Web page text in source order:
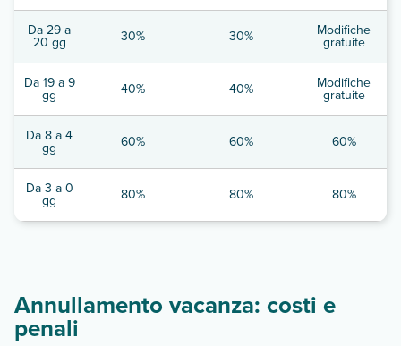
Da 29 a
20 gg 30% 30% Modifiche
gratuite
Da 19 a 9
gg 40% 40% Modifiche
gratuite
Da 8 a 4
gg 60% 60% 60%
Da 3 a 0
gg 80% 80% 80%
Annullamento vacanza: costi e
penali